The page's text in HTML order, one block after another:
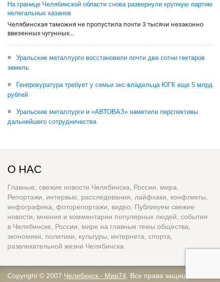
На границе Челябинской области снова развернули крупную партию
нелегальных казанов
Челябинская таможня не пропустила почти 3 тысячи незаконно
ввезенных чугунных...
Уральские металлурги восстановили почти две сотни гектаров
земель
Генпрокуратура требует у семьи экс-владельца ЮГК еще 5 млрд
рублей
Уральские металлурги и «АВТОВАЗ» наметили перспективы
дальнейшего сотрудничества
О НАС
Главные, свежие новости Челябинска, России, мира.
Репортажи, интервью, расследования, лайфхаки, конфликты,
инфографика, фоторепортажи, видео. Публикуем свежие
новости, мнения и комментарии популярных людей, события
в Челябинске, России, мире на главные темы общества,
экономики, политики, культуры, интернета, спорта,
развлекательной жизни Челябинска.
Copyright © 2007 Челябинск - Мир74 . Все права защищены.